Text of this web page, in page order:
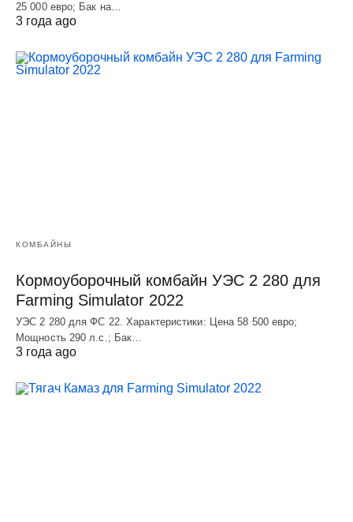
25 000 евро; Бак на…
3 года ago
КОМБАЙНЫ
Кормоуборочный комбайн УЭC 2 280 для
Farming Simulator 2022
УЭC 2 280 для ФС 22. Характеристики: Цена 58 500 евро;
Мощность 290 л.с.; Бак…
3 года ago